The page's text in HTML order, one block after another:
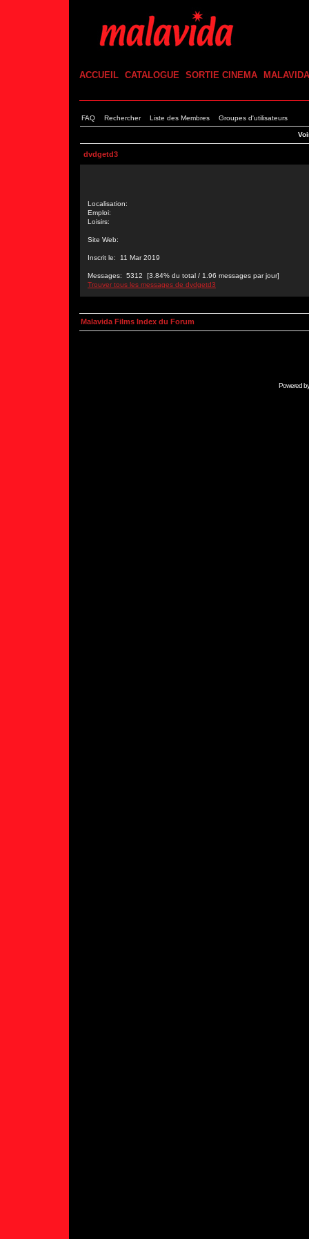
ACCUEIL CATALOGUE SORTIE CINEMA MALAVIDA
FAQ Rechercher Liste des Membres Groupes d'utilisateurs
dvdgetd3
Localisation:
Emploi:
Loisirs:
Site Web:
Inscrit le: 11 Mar 2019
Messages: 5312 [3.84% du total / 1.96 messages par jour]
Trouver tous les messages de dvdgetd3
Malavida Films Index du Forum
Powered